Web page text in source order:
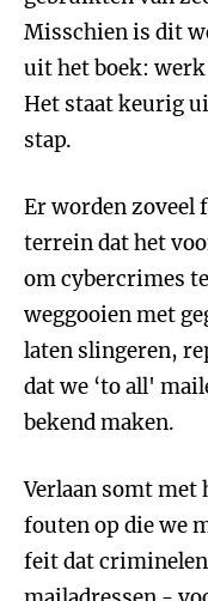
Misschien is dit
uit het boek: werk
Het staat keurig
stap.
Er worden zoveel
terrein dat het
om cybercrimes
weggooien met
laten slingeren,
dat we ‘to all'
bekend maken.
Verlaan somt met
fouten op die we
feit dat